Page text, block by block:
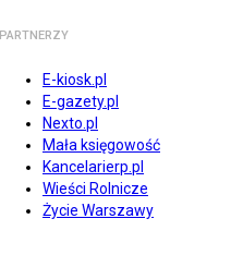
PARTNERZY
E-kiosk.pl
E-gazety.pl
Nexto.pl
Mała księgowość
Kancelarierp.pl
Wieści Rolnicze
Życie Warszawy